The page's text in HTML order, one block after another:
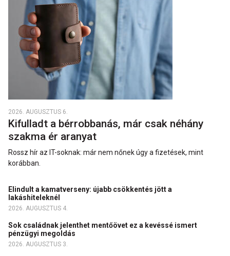
2026. AUGUSZTUS 6.
Kifulladt a bérrobbanás, már csak néhány
szakma ér aranyat
Rossz hír az IT-soknak: már nem nőnek úgy a fizetések, mint
korábban.
Elindult a kamatverseny: újabb csökkentés jött a
lakáshiteleknél
2026. AUGUSZTUS 4.
Sok családnak jelenthet mentőövet ez a kevéssé ismert
pénzügyi megoldás
2026. AUGUSZTUS 3.